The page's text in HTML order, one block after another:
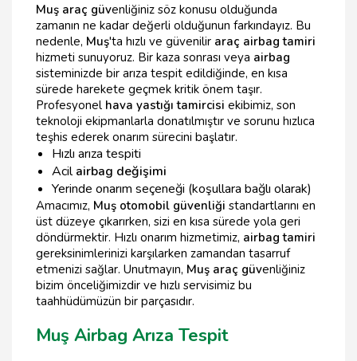
Muş araç güvenliğiniz söz konusu olduğunda
zamanın ne kadar değerli olduğunun farkındayız. Bu
nedenle, Muş'ta hızlı ve güvenilir araç airbag tamiri
hizmeti sunuyoruz. Bir kaza sonrası veya airbag
sisteminizde bir arıza tespit edildiğinde, en kısa
sürede harekete geçmek kritik önem taşır.
Profesyonel hava yastığı tamircisi ekibimiz, son
teknoloji ekipmanlarla donatılmıştır ve sorunu hızlıca
teşhis ederek onarım sürecini başlatır.
Hızlı arıza tespiti
Acilairbag değişimi
Yerinde onarım seçeneği (koşullara bağlı olarak)
Amacımız, Muş otomobil güvenliği standartlarını en
üst düzeye çıkarırken, sizi en kısa sürede yola geri
döndürmektir. Hızlı onarım hizmetimiz, airbag tamiri
gereksinimlerinizi karşılarken zamandan tasarruf
etmenizi sağlar. Unutmayın, Muş araç güvenliğiniz
bizim önceliğimizdir ve hızlı servisimiz bu
taahhüdümüzün bir parçasıdır.
Muş Airbag Arıza Tespit